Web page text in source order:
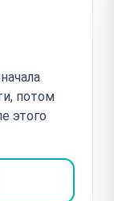
потом
этого